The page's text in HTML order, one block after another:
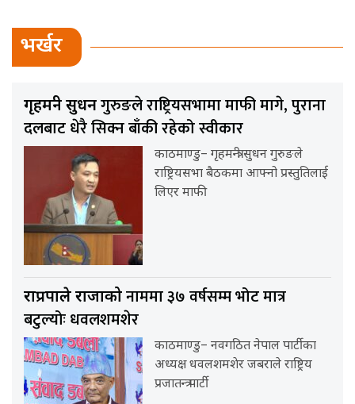
भर्खर
गृहमन्त्री सुधनगुरुङले राष्ट्रियसभामा माफी मागे, पुराना
दलबाट धेरै सिक्न बाँकी रहेको स्वीकार
काठमाण्डु– गृहमन्त्री सुधन गुरुङले
राष्ट्रियसभा बैठकमा आफ्नो प्रस्तुतिलाई
लिएर माफी
राप्रपाले राजाकोनाममा ३७ वर्षसम्म भोट मात्र
बटुल्योः धवलशमशेर
काठमाण्डु– नवगठित नेपाल पार्टीका
अध्यक्ष धवलशमशेर जबराले राष्ट्रिय
प्रजातन्त्र पार्टी